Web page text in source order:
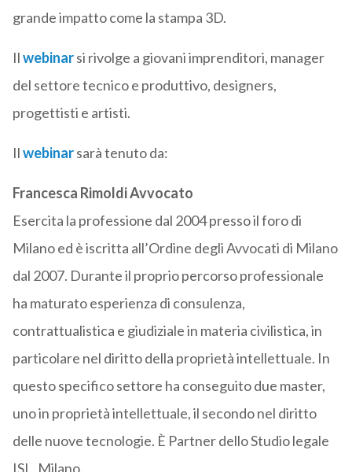
grande impatto come la stampa 3D.
Ilwebinarsi rivolge a giovani imprenditori, manager
del settore tecnico e produttivo, designers,
progettisti e artisti.
Ilwebinarsarà tenuto da:
Francesca Rimoldi Avvocato
Esercita la professione dal 2004 presso il foro di
Milano ed è iscritta all’Ordine degli Avvocati di Milano
dal 2007. Durante il proprio percorso professionale
ha maturato esperienza di consulenza,
contrattualistica e giudiziale in materia civilistica, in
particolare nel diritto della proprietà intellettuale. In
questo specifico settore ha conseguito due master,
uno in proprietà intellettuale, il secondo nel diritto
delle nuove tecnologie. È Partner dello Studio legale
ISL, Milano.